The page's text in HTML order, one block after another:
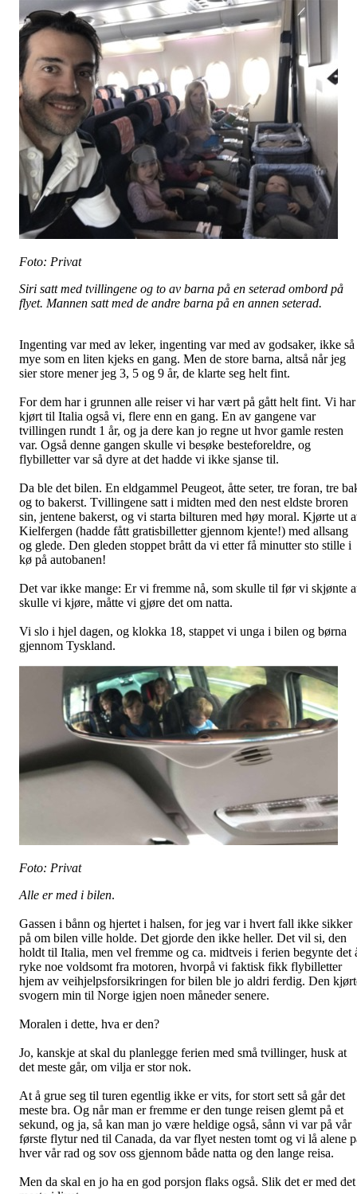
Foto: Privat
Siri satt med tvillingene og to av barna på en seterad ombord på
flyet. Mannen satt med de andre barna på en annen seterad.
Ingenting var med av leker, ingenting var med av godsaker, ikke så
mye som en liten kjeks en gang. Men de store barna, altså når jeg
sier store mener jeg 3, 5 og 9 år, de klarte seg helt fint.
For dem har i grunnen alle reiser vi har vært på gått helt fint. Vi har
kjørt til Italia også vi, flere enn en gang. En av gangene var
tvillingen rundt 1 år, og ja dere kan jo regne ut hvor gamle resten
var. Også denne gangen skulle vi besøke besteforeldre, og
flybilletter var så dyre at det hadde vi ikke sjanse til.
Da ble det bilen. En eldgammel Peugeot, åtte seter, tre foran, tre
og to bakerst. Tvillingene satt i midten med den nest eldste broren
sin, jentene bakerst, og vi starta bilturen med høy moral. Kjørte ut
Kielfergen (hadde fått gratisbilletter gjennom kjente!) med allsang
og glede. Den gleden stoppet brått da vi etter få minutter sto stille i
kø på autobanen!
Det var ikke mange: Er vi fremme nå, som skulle til før vi skjønte
skulle vi kjøre, måtte vi gjøre det om natta.
Vi slo i hjel dagen, og klokka 18, stappet vi unga i bilen og børna
gjennom Tyskland.
Foto: Privat
Alle er med i bilen.
Gassen i bånn og hjertet i halsen, for jeg var i hvert fall ikke sikker
på om bilen ville holde. Det gjorde den ikke heller. Det vil si, den
holdt til Italia, men vel fremme og ca. midtveis i ferien begynte det
ryke noe voldsomt fra motoren, hvorpå vi faktisk fikk flybilletter
hjem av veihjelpsforsikringen for bilen ble jo aldri ferdig. Den
svogern min til Norge igjen noen måneder senere.
Moralen i dette, hva er den?
Jo, kanskje at skal du planlegge ferien med små tvillinger, husk at
det meste går, om vilja er stor nok.
At å grue seg til turen egentlig ikke er vits, for stort sett så går det
meste bra. Og når man er fremme er den tunge reisen glemt på et
sekund, og ja, så kan man jo være heldige også, sånn vi var på vår
første flytur ned til Canada, da var flyet nesten tomt og vi lå alene
hver vår rad og sov oss gjennom både natta og den lange reisa.
Men da skal en jo ha en god porsjon flaks også. Slik det er med det